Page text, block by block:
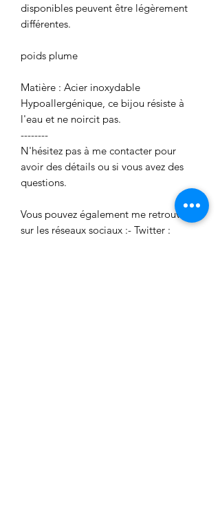
disponibles peuvent être légèrement
différentes.
poids plume
Matière : Acier inoxydable
Hypoallergénique, ce bijou résiste à
l'eau et ne noircit pas.
--------
N'hésitez pas à me contacter pour
avoir des détails ou si vous avez des
questions.
Vous pouvez également me retrouver
sur les réseaux sociaux :- Twitter :